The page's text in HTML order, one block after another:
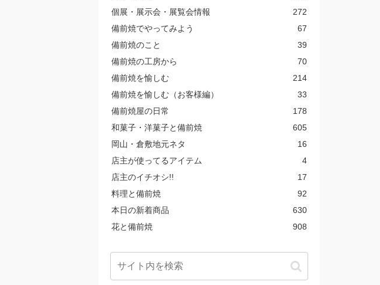
個展・展示会・展覧会情報
272
備前焼でやってみよう
67
備前焼のこと
39
備前焼の工房から
70
備前焼を愉しむ
214
備前焼を愉しむ（お客様編）
33
備前焼屋の日常
178
和菓子・洋菓子と備前焼
605
岡山・倉敷地元ネタ
16
店主が使ってるアイテム
4
店主のイチオシ!!
17
料理と備前焼
92
本日の新着商品
630
花と備前焼
908